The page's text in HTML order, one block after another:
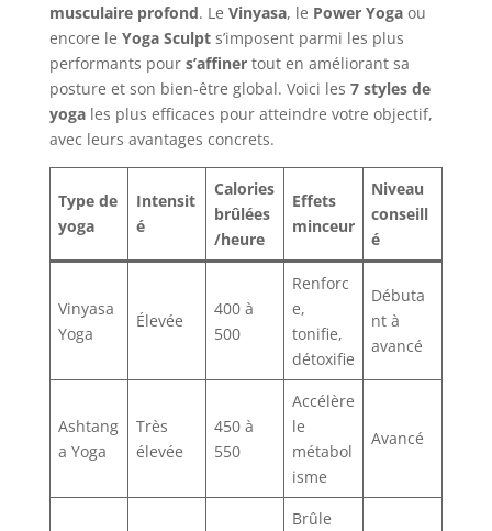
musculaire profond. Le Vinyasa, le Power Yogaou
encore le Yoga Sculpts’imposent parmi les plus
performants pour s’affinertout en améliorant sa
posture et son bien-être global. Voici les 7 styles de
yogales plus efficaces pour atteindre votre objectif,
avec leurs avantages concrets.
Type de
yoga
Intensit
é
Calories
brûlées
/heure
Effets
minceur
Niveau
conseill
é
Vinyasa
Yoga
Élevée
400 à
500
Renforc
e,
tonifie,
détoxifie
Débuta
nt à
avancé
Ashtang
a Yoga
Très
élevée
450 à
550
Accélère
le
métabol
isme
Avancé
Brûle